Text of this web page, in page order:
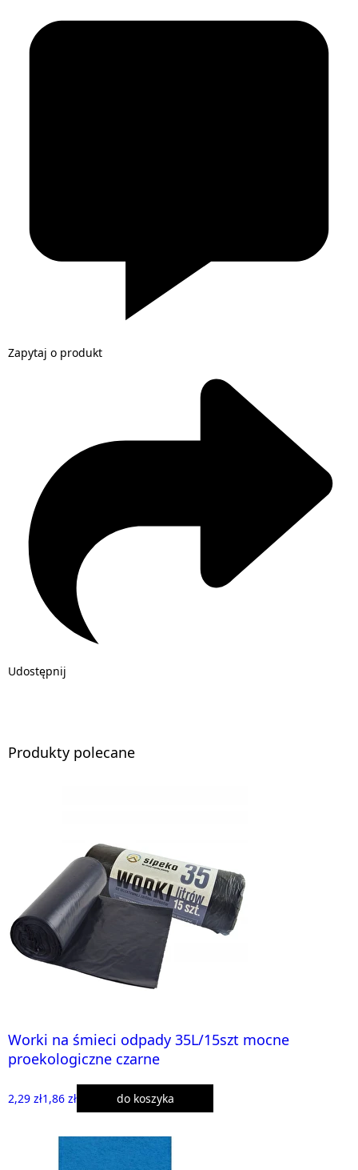
Zapytaj o produkt
Udostępnij
Produkty polecane
Worki na śmieci odpady 35L/15szt mocne
proekologiczne czarne
2,29 zł1,86 zł do koszyka